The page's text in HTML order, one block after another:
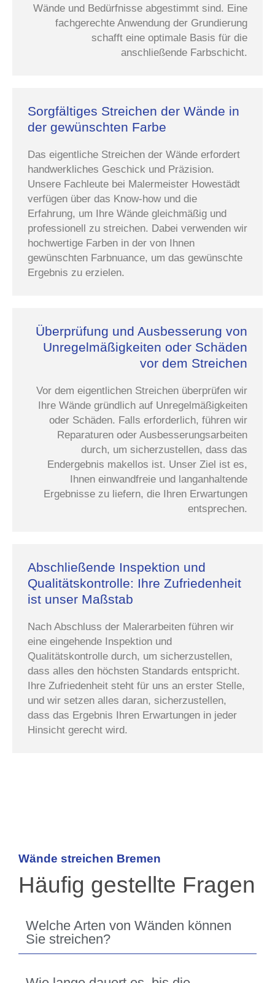
Wände und Bedürfnisse abgestimmt sind. Eine
fachgerechte Anwendung der Grundierung
schafft eine optimale Basis für die
anschließende Farbschicht.
Sorgfältiges Streichen der Wände in
der gewünschten Farbe
Das eigentliche Streichen der Wände erfordert
handwerkliches Geschick und Präzision.
Unsere Fachleute bei Malermeister Howestädt
verfügen über das Know-how und die
Erfahrung, um Ihre Wände gleichmäßig und
professionell zu streichen. Dabei verwenden wir
hochwertige Farben in der von Ihnen
gewünschten Farbnuance, um das gewünschte
Ergebnis zu erzielen.
Überprüfung und Ausbesserung von
Unregelmäßigkeiten oder Schäden
vor dem Streichen
Vor dem eigentlichen Streichen überprüfen wir
Ihre Wände gründlich auf Unregelmäßigkeiten
oder Schäden. Falls erforderlich, führen wir
Reparaturen oder Ausbesserungsarbeiten
durch, um sicherzustellen, dass das
Endergebnis makellos ist. Unser Ziel ist es,
Ihnen einwandfreie und langanhaltende
Ergebnisse zu liefern, die Ihren Erwartungen
entsprechen.
Abschließende Inspektion und
Qualitätskontrolle: Ihre Zufriedenheit
ist unser Maßstab
Nach Abschluss der Malerarbeiten führen wir
eine eingehende Inspektion und
Qualitätskontrolle durch, um sicherzustellen,
dass alles den höchsten Standards entspricht.
Ihre Zufriedenheit steht für uns an erster Stelle,
und wir setzen alles daran, sicherzustellen,
dass das Ergebnis Ihren Erwartungen in jeder
Hinsicht gerecht wird.
Wände streichen Bremen
Häufig gestellte Fragen
Welche Arten von Wänden können
Sie streichen?